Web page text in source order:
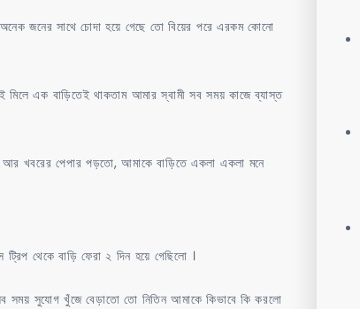
জনের সাথে চোদা হয়ে গেছে তো বিয়ের পরে এরকম কোনো
এক বাড়িতেই থাকতাম আমার স্বামী সব সময় কাজে ব্যাস্ত
খবরের পেপার পড়তো, আমাকে বাড়িতে একলা একলা মনে
থেকে বাড়ি ফেরা ২ দিন হয়ে গেছিলো ।
সময় সুযোগ খুঁজে বেড়াতো তো নিতিন আমাকে কিভাবে কি করলো